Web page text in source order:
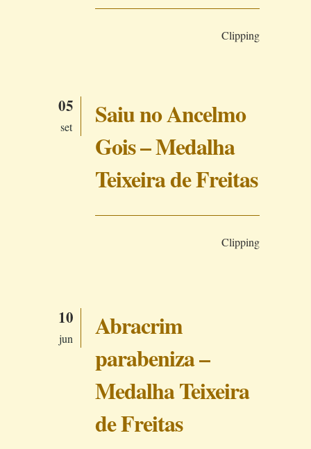
Clipping
05
set
Saiu no Ancelmo
Gois – Medalha
Teixeira de Freitas
Clipping
10
jun
Abracrim
parabeniza –
Medalha Teixeira
de Freitas